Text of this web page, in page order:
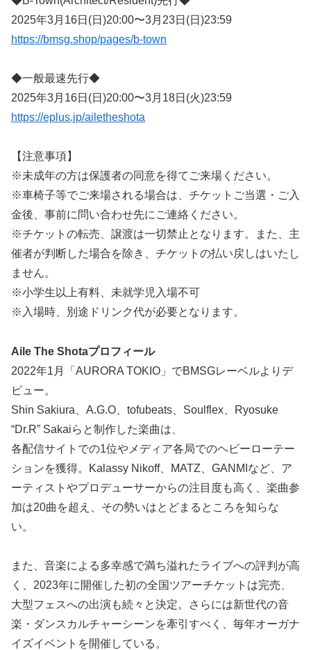
2025年3月16日(日)20:00〜3月23日(日)23:59
https://bmsg.shop/pages/b-town
◆一般最速先行◆
2025年3月16日(日)20:00〜3月18日(火)23:59
https://eplus.jp/ailetheshota
【注意事項】
※未成年の方は保護者の同意を得てご来場ください。
※車椅子等でご来場される場合は、チケットご当選・ご入
金後、事前に問い合わせ先にご連絡ください。
※チケットの転売、譲渡は一切禁止となります。また、主
催者が判断した場合を除き、チケットの払い戻しはいたし
ません。
※小学生以上有料、未就学児入場不可
※入場時、別途ドリンク代が必要となります。
Aile The Shotaプロフィール
2022年1月「AURORA TOKIO」でBMSGレーベルよりデ
ビュー。
Shin Sakiura、A.G.O、tofubeats、Soulflex、Ryosuke
“Dr.R” Sakaiらと制作した楽曲は、
各配信サイトでの1位やメディア各局でのヘビーローテー
ションを獲得。Kalassy Nikoff、MATZ、GANMIなど、ア
ーティストやプロデューサーからの注目度も高く、楽曲参
加は20曲を超え、その勢いはとどまるところを知らな
い。
また、音楽による多幸感で満ち溢れたライブへの評判が高
く、2023年に開催した初の全国ツアーチケットは完売、
大型フェスへの出演も続々と決定。さらには新世代の音
楽・ダンスカルチャーシーンを牽引すべく、毎年オーガナ
イズイベントを開催している。